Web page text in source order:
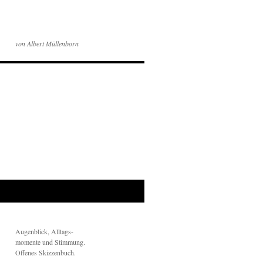
von Albert Müllenborn
Augenblick, Alltags-
momente und Stimmung.
Offenes Skizzenbuch.